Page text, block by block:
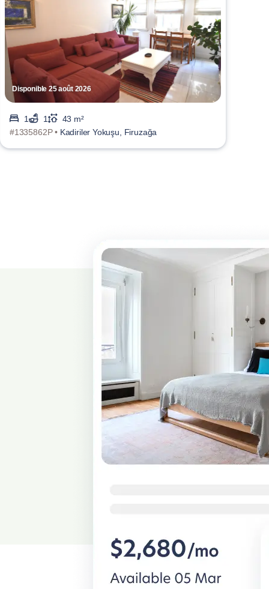
Disponible 25 août 2026
1 1
43 m²
#1335862P • Kadiriler Yokuşu, Firuzağa